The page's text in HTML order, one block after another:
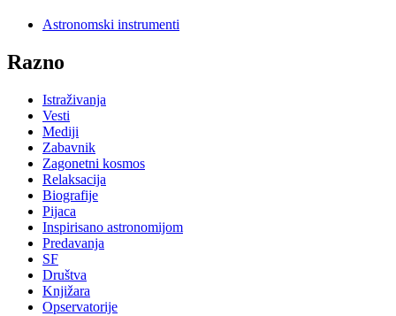
Astronomski instrumenti
Razno
Istraživanja
Vesti
Mediji
Zabavnik
Zagonetni kosmos
Relaksacija
Biografije
Pijaca
Inspirisano astronomijom
Predavanja
SF
Društva
Knjižara
Opservatorije